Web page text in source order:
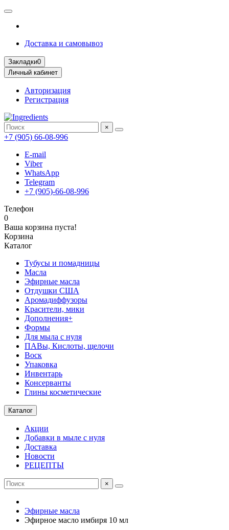
Доставка и самовывоз
Закладки0
Личный кабинет
Авторизация
Регистрация
×
+7 (905) 66-08-996
E-mail
Viber
WhatsApp
Telegram
+7 (905)-66-08-996
Телефон
0
Ваша корзина пуста!
Корзина
Каталог
Тубусы и помадницы
Масла
Эфирные масла
Отдушки США
Аромадиффузоры
Красители, мики
Дополнения+
Формы
Для мыла с нуля
ПАВы, Кислоты, щелочи
Воск
Упаковка
Инвентарь
Консерванты
Глины косметические
Каталог
Акции
Добавки в мыле с нуля
Доставка
Новости
РЕЦЕПТЫ
×
Эфирные масла
Эфирное масло имбиря 10 мл